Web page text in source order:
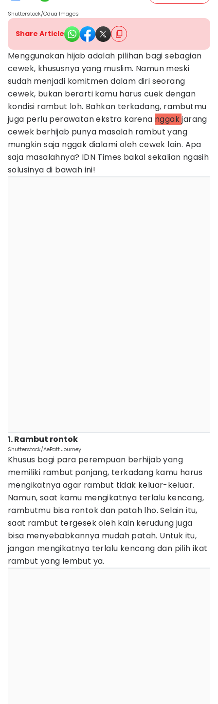
Shutterstock/Odua Images
Share Article
Menggunakan hijab adalah pilihan bagi sebagian
cewek, khususnya yang muslim. Namun meski
sudah menjadi komitmen dalam diri seorang
cewek, bukan berarti kamu harus cuek dengan
kondisi rambut loh. Bahkan terkadang, rambutmu
juga perlu perawatan ekstra karena nggakjarang
cewek berhijab punya masalah rambut yang
mungkin saja nggak dialami oleh cewek lain. Apa
saja masalahnya? IDN Times bakal sekalian ngasih
solusinya di bawah ini!
1. Rambut rontok
Shutterstock/AePatt Journey
Khusus bagi para perempuan berhijab yang
memiliki rambut panjang, terkadang kamu harus
mengikatnya agar rambut tidak keluar-keluar.
Namun, saat kamu mengikatnya terlalu kencang,
rambutmu bisa rontok dan patah lho. Selain itu,
saat rambut tergesek oleh kain kerudung juga
bisa menyebabkannya mudah patah. Untuk itu,
jangan mengikatnya terlalu kencang dan pilih ikat
rambut yang lembut ya.